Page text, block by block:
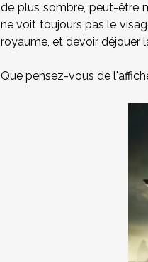
de plus sombre, peut-être
ne voit toujours pas le
royaume, et devoir déjouer
Que pensez-vous de